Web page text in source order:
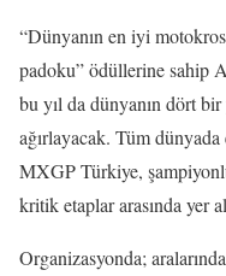
“Dünyanın en iyi
padoku” ödüllerine sahip
bu yıl da dünyanın dört
ağırlayacak. Tüm
MXGP Türkiye,
kritik etaplar arasında yer
Organizasyonda;